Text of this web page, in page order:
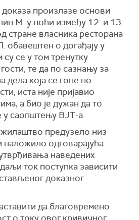
произлазе основи
М. у ноћи између 12. и 13.
стране власника ресторана
обавештен о догађају у
су се у том тренутку
те да по сазнању за
дела која се гоне по
иста није пријавио
а био је дужан да то
у саопштењу ВЈТ-а.
предузело низ
одговарајућа
наведених
ток поступка зависити
доказног
да благовремено